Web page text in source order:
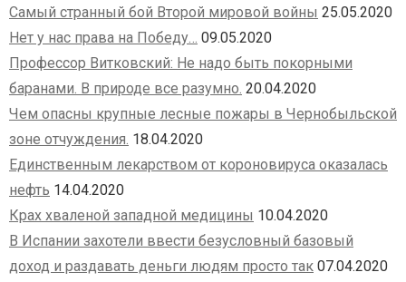
Самый странный бой Второй мировой войны 25.05.2020
Нет у нас права на Победу… 09.05.2020
Профессор Витковский: Не надо быть покорными
баранами. В природе все разумно. 20.04.2020
Чем опасны крупные лесные пожары в Чернобыльской
зоне отчуждения. 18.04.2020
Единственным лекарством от короновируса оказалась
нефть 14.04.2020
Крах хваленой западной медицины 10.04.2020
В Испании захотели ввести безусловный базовый
доход и раздавать деньги людям просто так 07.04.2020